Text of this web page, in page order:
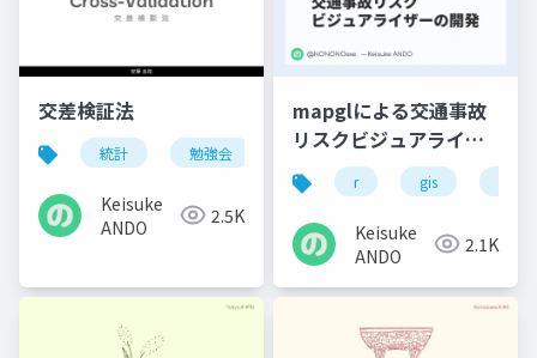
交差検証法
統計 勉強会
Keisuke
ANDO
2.5K
mapglによる交通事故
リスクビジュアライザ
ーの開発
r gis
Keisuke
ANDO
2.1K